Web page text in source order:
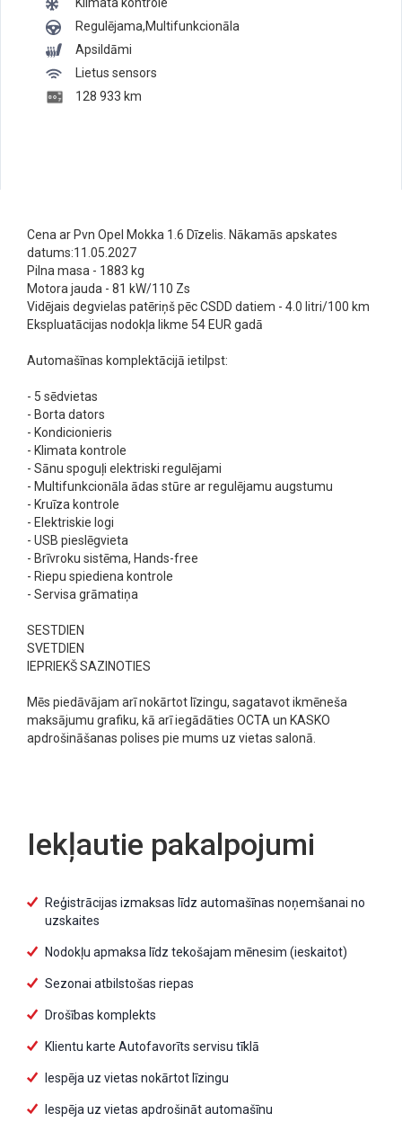
Regulējama,Multifunkcionāla
Apsildāmi
Lietus sensors
128 933 km
Cena ar Pvn Opel Mokka 1.6 Dīzelis. Nākamās apskates
datums:11.05.2027
Pilna masa - 1883 kg
Motora jauda - 81 kW/110 Zs
Vidējais degvielas patēriņš pēc CSDD datiem - 4.0 litri/100 km
Ekspluatācijas nodokļa likme 54 EUR gadā
Automašīnas komplektācijā ietilpst:
- 5 sēdvietas
- Borta dators
- Kondicionieris
- Klimata kontrole
- Sānu spoguļi elektriski regulējami
- Multifunkcionāla ādas stūre ar regulējamu augstumu
- Kruīza kontrole
- Elektriskie logi
- USB pieslēgvieta
- Brīvroku sistēma, Hands-free
- Riepu spiediena kontrole
- Servisa grāmatiņa
SESTDIEN
SVETDIEN
IEPRIEKŠ SAZINOTIES
Mēs piedāvājam arī nokārtot līzingu, sagatavot ikmēneša
maksājumu grafiku, kā arī iegādāties OCTA un KASKO
apdrošināšanas polises pie mums uz vietas salonā.
Iekļautie pakalpojumi
Reģistrācijas izmaksas līdz automašīnas noņemšanai no
uzskaites
Nodokļu apmaksa līdz tekošajam mēnesim (ieskaitot)
Sezonai atbilstošas riepas
Drošības komplekts
Klientu karte Autofavorīts servisu tīklā
Iespēja uz vietas nokārtot līzingu
Iespēja uz vietas apdrošināt automašīnu